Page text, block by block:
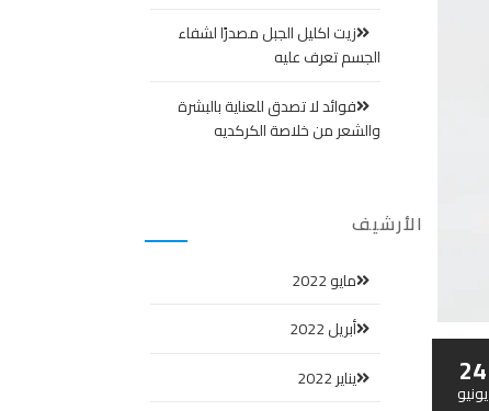
24
يونيو
زيت اكليل الجبل مصدرًا لشفاء
الجسم تعرف عليه
فوائد لا تصدق للعناية بالبشرة
والشعر من خلاصة الكركديه
الأرشيف
مايو 2022
أبريل 2022
يناير 2022